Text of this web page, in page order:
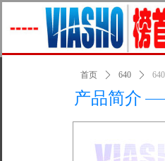
产品简介
首页 ꄲ 640 ꄲ